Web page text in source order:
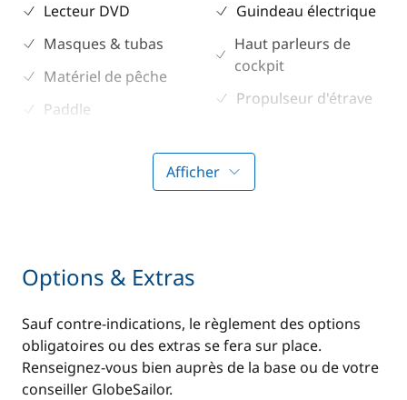
Lecteur DVD
Masques & tubas
Matériel de pêche
Paddle
Guindeau électrique
Haut parleurs de
cockpit
Propulseur d'étrave
Dessalinisateur
Eau chaude
Générateur
Lave Linge
Afficher
Options & Extras
Sauf contre-indications, le règlement des options
obligatoires ou des extras se fera sur place.
Renseignez-vous bien auprès de la base ou de votre
conseiller GlobeSailor.